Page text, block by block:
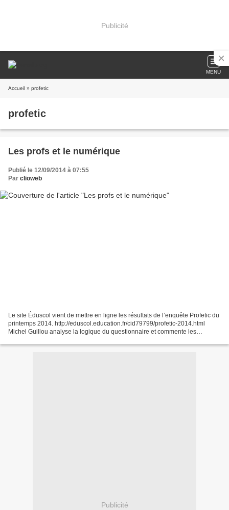
Publicité
MENU
Accueil » profetic
profetic
Les profs et le numérique
Publié le 12/09/2014 à 07:55
Par clioweb
Le site Éduscol vient de mettre en ligne les résultats de l’enquête Profetic du
printemps 2014. http://eduscol.education.fr/cid79799/profetic-2014.html
Michel Guillou analyse la logique du questionnaire et commente les
Publicité